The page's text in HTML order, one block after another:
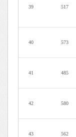
39 517
40 573
41 485
42 580
43 562